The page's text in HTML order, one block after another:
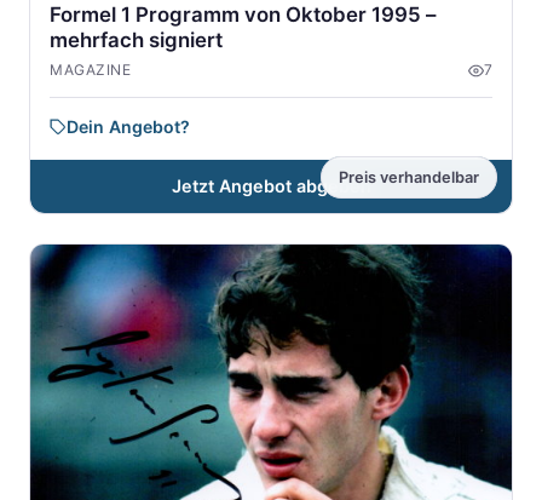
Preis verhandelbar
Formel 1 Programm von Oktober 1995 –
mehrfach signiert
MAGAZINE 7
Dein Angebot?
Jetzt Angebot abgeben